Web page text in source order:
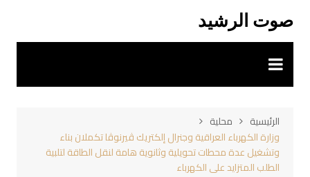
المحتوى
صوت الرشيد
الرئيسية
محلية
وزارة الكهرباء العراقية وجنرال إلكتريك ڤيرنوڤا تكملان بناء
وتشغيل عدة محطات تحويلية وثانوية هامة لنقل الطاقة لتلبية
الطلب المتزايد على الكهرباء